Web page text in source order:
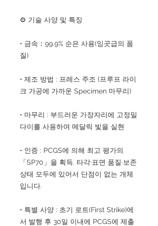
⚙ 기술 사양 및 특징
• 금속：99.9% 순은 사용(잉곳급의 품
질)
• 제조 방법 : 프레스 주조 (프루프 라이
크 가공에 가까운 Specimen 마무리)
• 마무리 : 부드러운 가장자리에 고정밀
다이를 사용하여 메달릭 빛을 실현
• 인증 : PCGS에 의해 최고 평가의
「SP70」을 획득. 타각·표면 품질·보존
상태 모두에 있어서 단점이 없는 개체
입니다.
• 특별 사양 : 초기 로트(First Strike)에
서 발행 후 30일 이내에 PCGS에 제출